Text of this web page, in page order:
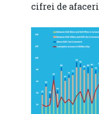
cifrei de afaceri